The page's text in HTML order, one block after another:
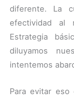
diferente. La
efectividad al
Estrategia
diluyamos
intentemos
Para evitar